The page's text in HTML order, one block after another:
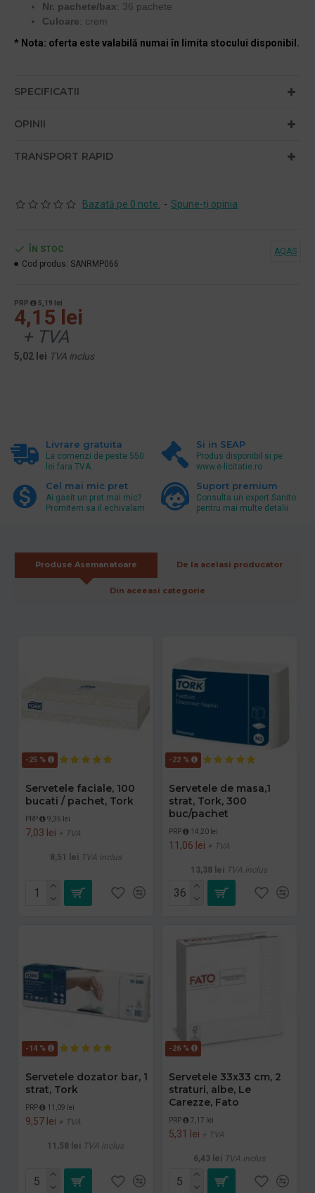
Nr. pachete/bax: 36 pachete
Culoare: crem
* Nota: oferta este valabilă numai în limita stocului disponibil.
SPECIFICATII
OPINII
TRANSPORT RAPID
Bazată pe 0 note. - Spune-ţi opinia
PRP 5,19 lei
4,15 lei
+ TVA
5,02 lei TVA inclus
ÎN STOC
Cod produs: SANRMP066
AQAS
Livrare gratuita
La comenzi de peste 550
lei fara TVA.
Si in SEAP
Produs disponibil si pe
www.e-licitatie.ro
Cel mai mic pret
Ai gasit un pret mai mic?
Promitem sa il echivalam.
Suport premium
Consulta un expert Sanito
pentru mai multe detalii
Produse Asemanatoare De la acelasi producator
Din aceeasi categorie
-25 %
Servetele faciale, 100
bucati / pachet, Tork
PRP 9,35 lei
7,03 lei + TVA
8,51 lei TVA inclus
-22 %
Servetele de masa,1
strat, Tork, 300
buc/pachet
PRP 14,20 lei
11,06 lei + TVA
13,38 lei TVA inclus
-14 %
Servetele dozator bar, 1
strat, Tork
PRP 11,09 lei
9,57 lei + TVA
11,58 lei TVA inclus
-26 %
Servetele 33x33 cm, 2
straturi, albe, Le
Carezze, Fato
PRP 7,17 lei
5,31 lei + TVA
6,43 lei TVA inclus